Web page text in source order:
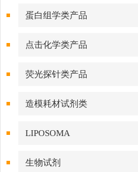
蛋白组学类产品
点击化学类产品
荧光探针类产品
造模耗材试剂类
LIPOSOMA
生物试剂